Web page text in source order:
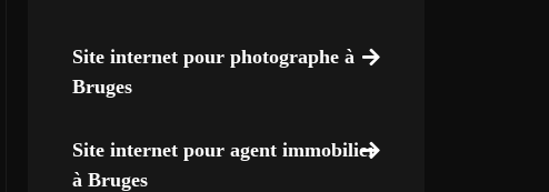
Site internet pour photographe à
Bruges
Site internet pour agent immobilier
à Bruges